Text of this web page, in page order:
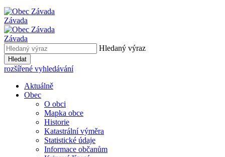
Závada
Závada
Hledaný výraz
Hledat
rozšířené vyhledávání
Aktuálně
Obec
O obci
Mapka obce
Historie
Katastrální výměra
Statistické údaje
Informace občanům